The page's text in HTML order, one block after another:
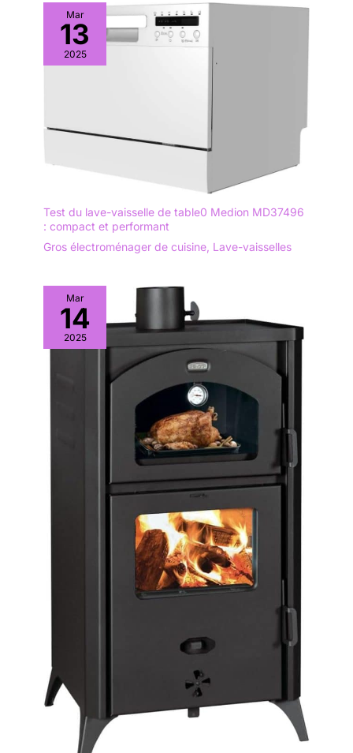
Mar
13
2025
Test du lave-vaisselle de table0 Medion MD37496
: compact et performant
Gros électroménager de cuisine Lave-vaisselles
Mar
14
2025